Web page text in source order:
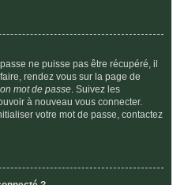
ne puisse pas être récupéré, il
rendez vous sur la page de
mot de passe . Suivez les
à nouveau vous connecter.
votre mot de passe, contactez